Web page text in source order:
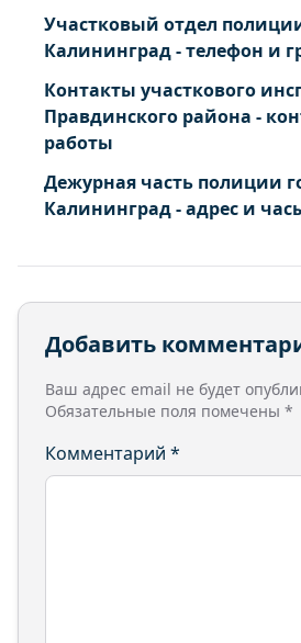
Участковый отдел
Калининград - телефон и
Контакты участкового
Правдинского района -
работы
Дежурная часть полиции
Калининград - адрес и
Добавить
Ваш адрес email не будет
Обязательные поля помечены *
Комментарий *